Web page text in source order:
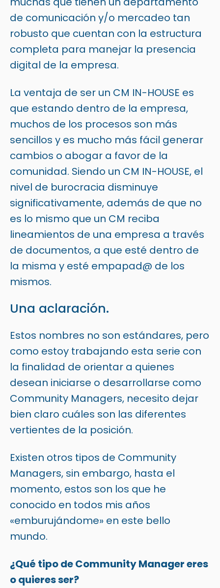
de comunicación y/o mercadeo tan
robusto que cuentan con la estructura
completa para manejar la presencia
digital de la empresa.
La ventaja de ser un CM IN-HOUSE es
que estando dentro de la empresa,
muchos de los procesos son más
sencillos y es mucho más fácil generar
cambios o abogar a favor de la
comunidad. Siendo un CM IN-HOUSE, el
nivel de burocracia disminuye
significativamente, además de que no
es lo mismo que un CM reciba
lineamientos de una empresa a través
de documentos, a que esté dentro de
la misma y esté empapad@ de los
mismos.
Una aclaración.
Estos nombres no son estándares, pero
como estoy trabajando esta serie con
la finalidad de orientar a quienes
desean iniciarse o desarrollarse como
Community Managers, necesito dejar
bien claro cuáles son las diferentes
vertientes de la posición.
Existen otros tipos de Community
Managers, sin embargo, hasta el
momento, estos son los que he
conocido en todos mis años
«emburujándome» en este bello
mundo.
¿Qué tipo de Community Manager eres
o quieres ser?